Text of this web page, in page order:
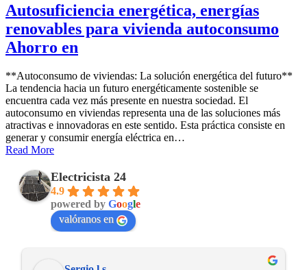
Autosuficiencia energética, energías
renovables para vivienda autoconsumo
Ahorro en
**Autoconsumo de viviendas: La solución energética del futuro**
La tendencia hacia un futuro energéticamente sostenible se
encuentra cada vez más presente en nuestra sociedad. El
autoconsumo en viviendas representa una de las soluciones más
atractivas e innovadoras en este sentido. Esta práctica consiste en
generar y consumir energía eléctrica en…
Read More
Electricista 24
4.9
powered by Google
valóranos en